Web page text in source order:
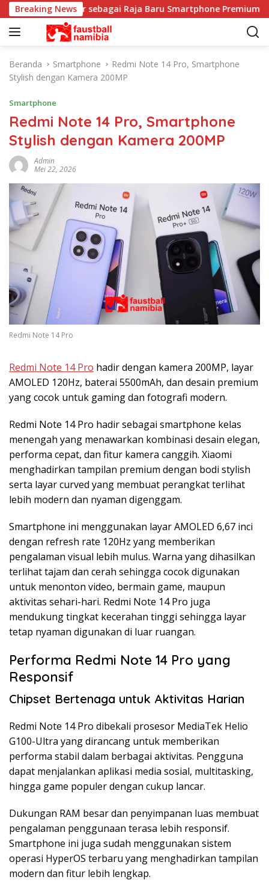
a
Breaking News
Ultra Hadir sebagai Raja Baru Smartphone Premium
Beranda Smartphone
Redmi Note 14 Pro, Smartphone
Stylish dengan Kamera 200MP
Smartphone
Redmi Note 14 Pro, Smartphone
Stylish dengan Kamera 200MP
Admin
Mei 22, 2026
Redmi Note 14 Pro
Redmi Note 14 Pro hadir dengan kamera 200MP, layar
AMOLED 120Hz, baterai 5500mAh, dan desain premium
yang cocok untuk gaming dan fotografi modern.
Redmi Note 14 Pro hadir sebagai smartphone kelas
menengah yang menawarkan kombinasi desain elegan,
performa cepat, dan fitur kamera canggih. Xiaomi
menghadirkan tampilan premium dengan bodi stylish
serta layar curved yang membuat perangkat terlihat
lebih modern dan nyaman digenggam.
Smartphone ini menggunakan layar AMOLED 6,67 inci
dengan refresh rate 120Hz yang memberikan
pengalaman visual lebih mulus. Warna yang dihasilkan
terlihat tajam dan cerah sehingga cocok digunakan
untuk menonton video, bermain game, maupun
aktivitas sehari-hari. Redmi Note 14 Pro juga
mendukung tingkat kecerahan tinggi sehingga layar
tetap nyaman digunakan di luar ruangan.
Performa Redmi Note 14 Pro yang
Responsif
Chipset Bertenaga untuk Aktivitas Harian
Redmi Note 14 Pro dibekali prosesor MediaTek Helio
G100-Ultra yang dirancang untuk memberikan
performa stabil dalam berbagai aktivitas. Pengguna
dapat menjalankan aplikasi media sosial, multitasking,
hingga game populer dengan cukup lancar.
Dukungan RAM besar dan penyimpanan luas membuat
pengalaman penggunaan terasa lebih responsif.
Smartphone ini juga sudah menggunakan sistem
operasi HyperOS terbaru yang menghadirkan tampilan
modern dan fitur lebih lengkap.